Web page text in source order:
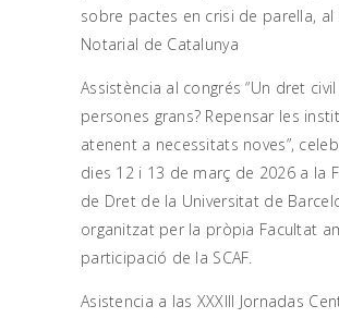
sobre pactes en crisi de parella, al
Notarial de Catalunya
Assistència al congrés “Un dret
persones grans? Repensar les
atenent a necessitats noves”,
dies 12 i 13 de març de 2026 a la
de Dret de la Universitat de
organitzat per la pròpia Facultat
participació de la SCAF.
Asistencia a las XXXIII Jornadas